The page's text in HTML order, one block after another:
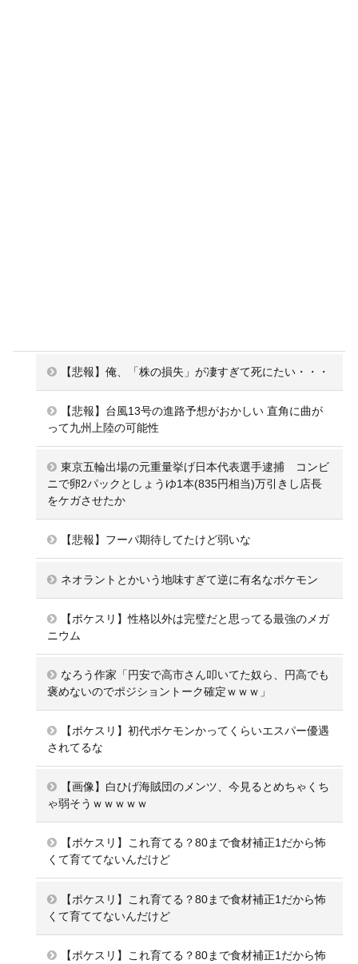
【悲報】俺、「株の損失」が凄すぎて死にたい・・・
【悲報】台風13号の進路予想がおかしい 直角に曲が
って九州上陸の可能性
東京五輪出場の元重量挙げ日本代表選手逮捕 コンビ
ニで卵2パックとしょうゆ1本(835円相当)万引きし店長
をケガさせたか
【悲報】フーパ期待してたけど弱いな
ネオラントとかいう地味すぎて逆に有名なポケモン
【ポケスリ】性格以外は完璧だと思ってる最強のメガ
ニウム
なろう作家「円安で高市さん叩いてた奴ら、円高でも
褒めないのでポジショントーク確定ｗｗｗ」
【ポケスリ】初代ポケモンかってくらいエスパー優遇
されてるな
【画像】白ひげ海賊団のメンツ、今見るとめちゃくち
ゃ弱そうｗｗｗｗｗ
【ポケスリ】これ育てる？80まで食材補正1だから怖
くて育ててないんだけど
【ポケスリ】これ育てる？80まで食材補正1だから怖
くて育ててないんだけど
【ポケスリ】これ育てる？80まで食材補正1だから怖